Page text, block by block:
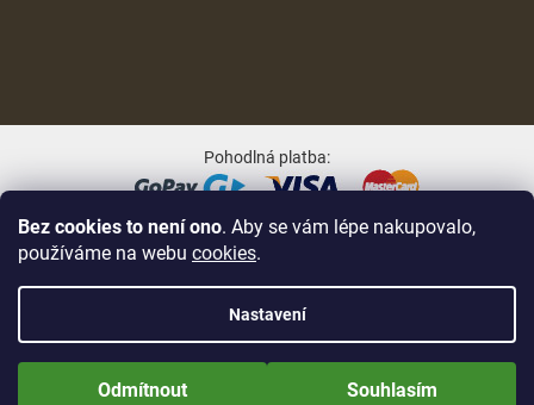
Bez cookies to není ono. Aby se vám lépe nakupovalo,
používáme na webu cookies.
Nastavení
Odmítnout Souhlasím
Nově zaregistrované zákazníci obdrží slevu 5% hned po prvním
přihlášení! Sleva se nevztahuje na jíž zlevněné zboží! Přejeme Vám
Pohodlná platba:
Oblíbené způsoby dopravy:
Lukáš Dubina